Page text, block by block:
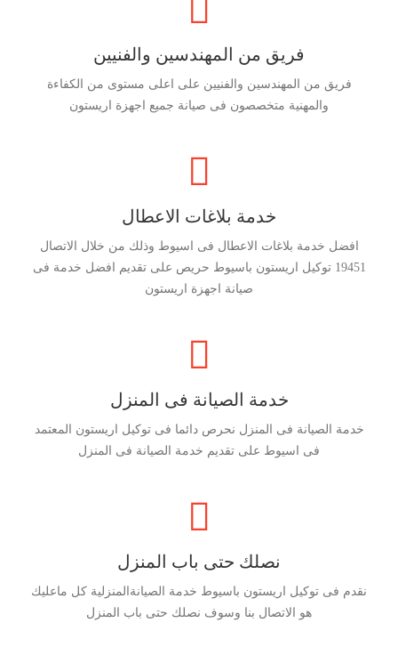
فريق من المهندسين والفنيين
فريق من المهندسين والفنيين على اعلى مستوى من الكفاءة
والمهنية متخصصون فى صيانة جميع اجهزة اريستون
خدمة بلاغات الاعطال
افضل خدمة بلاغات الاعطال فى اسيوط وذلك من خلال الاتصال
19451 توكيل اريستون باسيوط حريص على تقديم افضل خدمة فى
صيانة اجهزة اريستون
خدمة الصيانة فى المنزل
خدمة الصيانة فى المنزل نحرص دائما فى توكيل اريستون المعتمد
فى اسيوط على تقديم خدمة الصيانة فى المنزل
نصلك حتى باب المنزل
نقدم فى توكيل اريستون باسيوط خدمة الصيانةالمنزلية كل ماعليك
هو الاتصال بنا وسوف نصلك حتى باب المنزل